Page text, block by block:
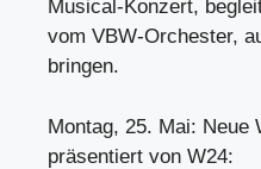
Musical-Konzert,
vom VBW-Orchester,
bringen.
Montag, 25. Mai: Neue
präsentiert von W24: